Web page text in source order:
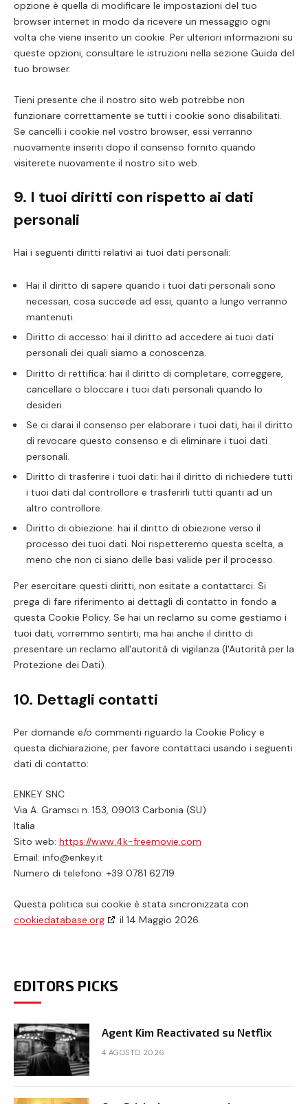
opzione è quella di modificare le impostazioni del tuo
browser internet in modo da ricevere un messaggio ogni
volta che viene inserito un cookie. Per ulteriori informazioni su
queste opzioni, consultare le istruzioni nella sezione Guida del
tuo browser.
Tieni presente che il nostro sito web potrebbe non
funzionare correttamente se tutti i cookie sono disabilitati.
Se cancelli i cookie nel vostro browser, essi verranno
nuovamente inseriti dopo il consenso fornito quando
visiterete nuovamente il nostro sito web.
9. I tuoi diritti con rispetto ai dati
personali
Hai i seguenti diritti relativi ai tuoi dati personali:
Hai il diritto di sapere quando i tuoi dati personali sono
necessari, cosa succede ad essi, quanto a lungo verranno
mantenuti.
Diritto di accesso: hai il diritto ad accedere ai tuoi dati
personali dei quali siamo a conoscenza.
Diritto di rettifica: hai il diritto di completare, correggere,
cancellare o bloccare i tuoi dati personali quando lo
desideri.
Se ci darai il consenso per elaborare i tuoi dati, hai il diritto
di revocare questo consenso e di eliminare i tuoi dati
personali.
Diritto di trasferire i tuoi dati: hai il diritto di richiedere tutti
i tuoi dati dal controllore e trasferirli tutti quanti ad un
altro controllore.
Diritto di obiezione: hai il diritto di obiezione verso il
processo dei tuoi dati. Noi rispetteremo questa scelta, a
meno che non ci siano delle basi valide per il processo.
Per esercitare questi diritti, non esitate a contattarci. Si
prega di fare riferimento ai dettagli di contatto in fondo a
questa Cookie Policy. Se hai un reclamo su come gestiamo i
tuoi dati, vorremmo sentirti, ma hai anche il diritto di
presentare un reclamo all'autorità di vigilanza (l'Autorità per la
Protezione dei Dati).
10. Dettagli contatti
Per domande e/o commenti riguardo la Cookie Policy e
questa dichiarazione, per favore contattaci usando i seguenti
dati di contatto:
ENKEY SNC
Via A. Gramsci n. 153, 09013 Carbonia (SU)
Italia
Sito web: https://www.4k-freemovie.com
Email: info@enkey.it
Numero di telefono: +39 0781 62719
Questa politica sui cookie è stata sincronizzata con
cookiedatabase.org
il 14 Maggio 2026.
EDITORS PICKS
Agent Kim Reactivated su Netflix
4 AGOSTO 2026